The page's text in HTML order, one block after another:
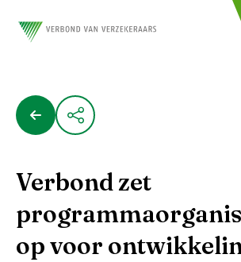
Verbond zet
op voor